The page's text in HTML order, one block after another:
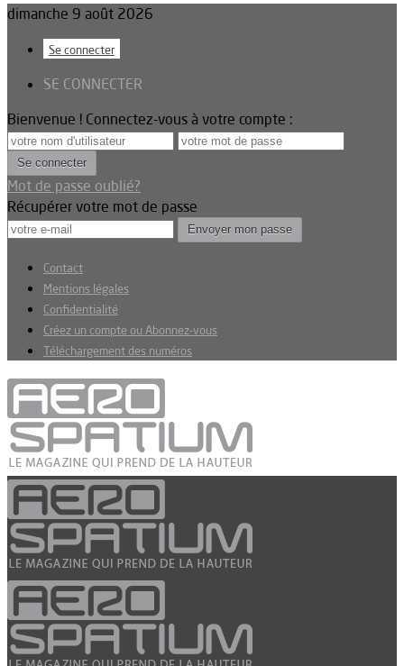
dimanche 9 août 2026
Se connecter
SE CONNECTER
Bienvenue ! Connectez-vous à votre compte :
Mot de passe oublié?
Récupérer votre mot de passe
Contact
Mentions légales
Confidentialité
Créez un compte ou Abonnez-vous
Téléchargement des numéros